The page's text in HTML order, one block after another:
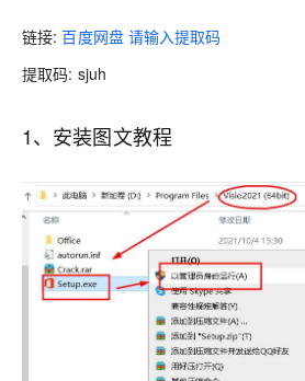
链接:百度网盘 请输入提取码
提取码: sjuh
1、安装图文教程